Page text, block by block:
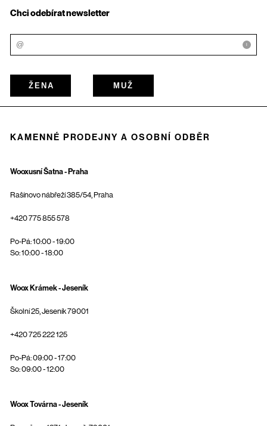
Chci odebírat newsletter
i
ŽENA MUŽ
KAMENNÉ PRODEJNY A OSOBNÍ ODBĚR
Wooxusní Šatna - Praha
Rašínovo nábřeží 385/54, Praha
+420 775 855 578
Po-Pá: 10:00 - 19:00
So: 10:00 - 18:00
Woox Krámek - Jeseník
Školní 25, Jeseník 79001
+420 725 222 125
Po-Pá: 09:00 - 17:00
So: 09:00 - 12:00
Woox Továrna - Jeseník